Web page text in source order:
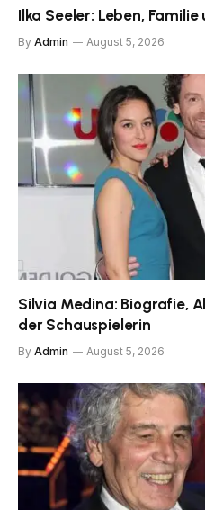
Ilka Seeler: Leben,
By Admin August 5, 2026
Silvia Medina: Biografie,
der Schauspielerin
By Admin August 5, 2026